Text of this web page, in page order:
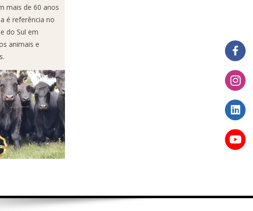
mais de 60 anos
é referência no
do Sul em
animais e